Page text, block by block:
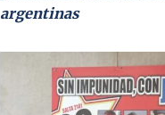
argentinas